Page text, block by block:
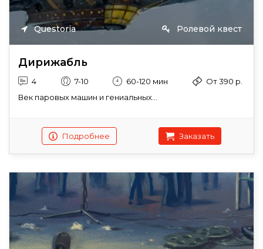
Questoria Ролевой квест
Дирижабль
4 7-10 60-120 мин
От 390 р.
Век паровых машин и гениальных...
Подробнее Заказать